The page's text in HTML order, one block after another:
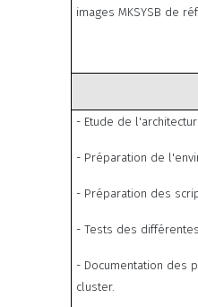
images MKSYSB de
- Etude de
- Préparation de
- Préparation des
- Tests des
- Documentation des
cluster.